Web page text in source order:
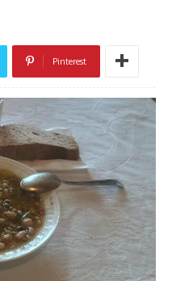
Pinterest